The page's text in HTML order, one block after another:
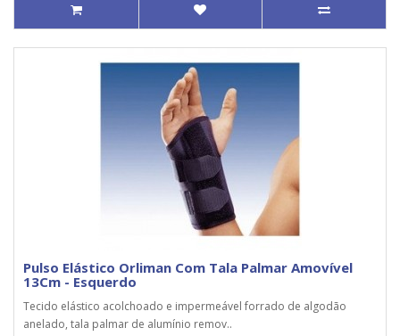
Pulso Elástico Orliman Com Tala Palmar Amovível
13Cm - Esquerdo
Tecido elástico acolchoado e impermeável forrado de algodão
anelado, tala palmar de alumínio remov..